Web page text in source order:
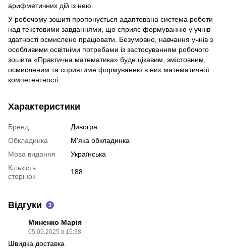
арифметичних дій із нею.
У робочому зошиті пропонується адаптована система роботи
над текстовими завданнями, що сприяє формуванню у учнів
здатності осмислено працювати. Безумовно, навчання учнів з
особливими освітніми потребами із застосуванням робочого
зошита «Практична математика» буде цікавим, змістовним,
осмисленим та сприятиме формуванню в них математичної
компетентності.
Характеристики
Бренд
Дивогра
Обкладинка
М'яка обкладинка
Мова видання
Українська
Кількість
сторінок
188
Відгуки 3
Миненко Марія
05.09.2025 в 15:38
Швидка доставка